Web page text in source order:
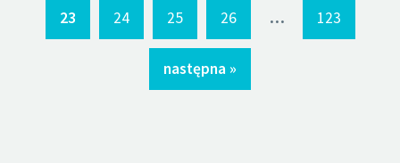
23 24 25 26 ... 123
następna »